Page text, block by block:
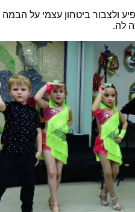
ולצבור ביטחון עצמי על הבמה
לה.